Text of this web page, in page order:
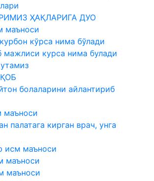
ҲАҚЛАРИГА ДУО
маъноси
кўрса нима бўлади
курса нима булади
болаларини айлантириб
маъноси
палатага кирган врач, унга
исм маъноси
маъноси
маъноси